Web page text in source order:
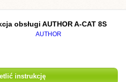
obsługi AUTHOR A-CAT 8S
AUTHOR
instrukcję